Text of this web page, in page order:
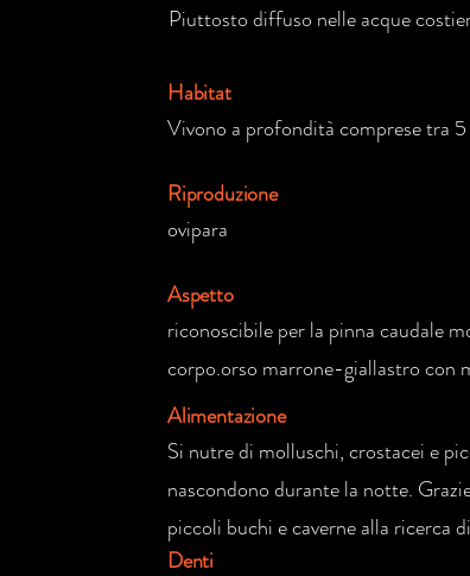
Piuttosto diffuso nelle acque
Habitat
Vivono a profondità comprese tra
Riproduzione
ovipara
Aspetto
riconoscibile per la pinna caudale
corpo.orso marrone-giallastro con
Alimentazione
Denti
Si nutre di molluschi, crostacei e
nascondono durante la notte.
piccoli buchi e caverne alla ricerca